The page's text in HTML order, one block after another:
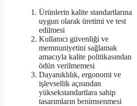
Ürünlerin kalite standartlarına
uygun olarak üretimi ve test
edilmesi
Kullanıcı güvenliği ve
memnuniyetini sağlamak
amacıyla kalite politikasından
ödün verilmemesi
Dayanıklılık, ergonomi ve
işlevsellik açısından
yüksekstandartlara sahip
tasarımların benimsenmesi